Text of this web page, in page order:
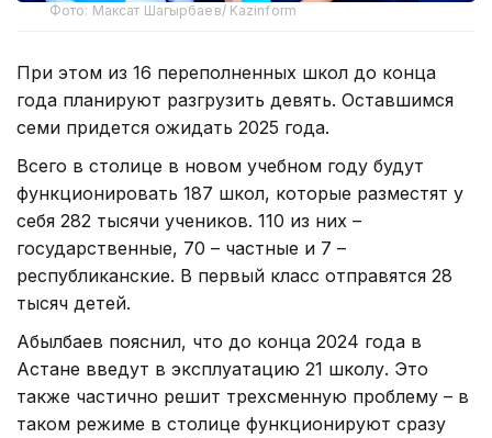
Фото: Максат Шагырбаев/ Kazinform
При этом из 16 переполненных школ до конца
года планируют разгрузить девять. Оставшимся
семи придется ожидать 2025 года.
Всего в столице в новом учебном году будут
функционировать 187 школ, которые разместят у
себя 282 тысячи учеников. 110 из них –
государственные, 70 – частные и 7 –
республиканские. В первый класс отправятся 28
тысяч детей.
Абылбаев пояснил, что до конца 2024 года в
Астане введут в эксплуатацию 21 школу. Это
также частично решит трехсменную проблему – в
таком режиме в столице функционируют сразу